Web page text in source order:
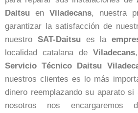
Daitsu en Viladecans, nuestra
garantizar la satisfacción de
nuestro SAT-Daitsues la
localidad catalana de Viladecans
Servicio Técnico Daitsu
nuestros clientes es lo más
dinero reemplazando su aparato si
nosotros nos encargaremos